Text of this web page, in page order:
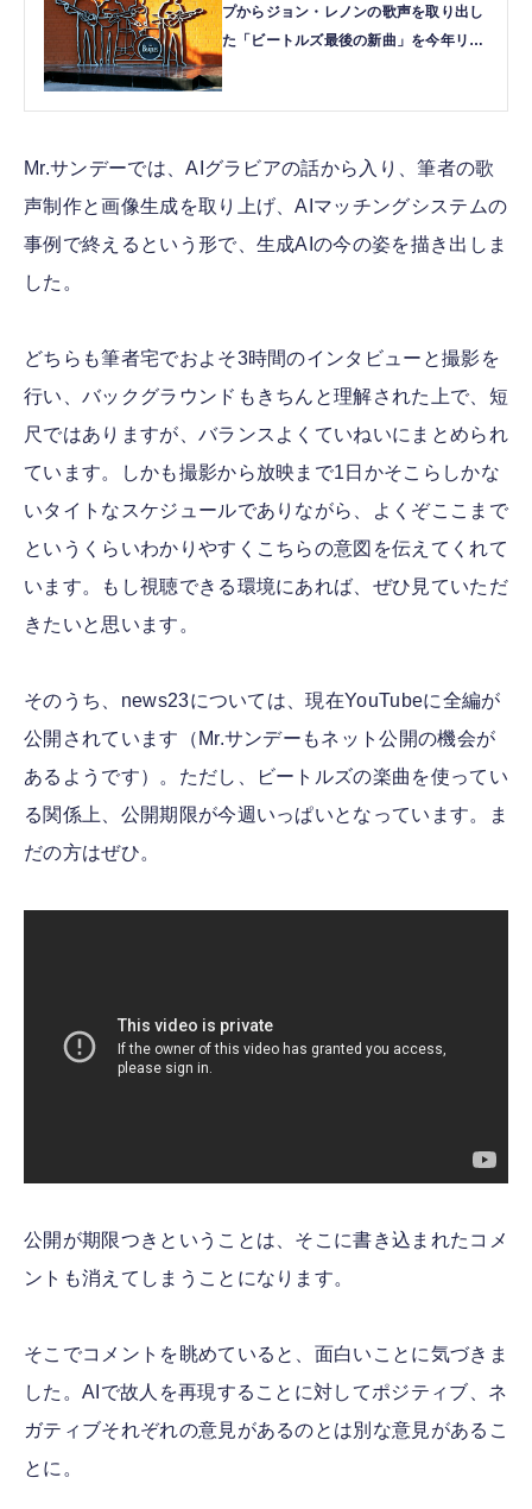
プからジョン・レノンの歌声を取り出し
た「ビートルズ最後の新曲」を今年リリ
Mr.サンデーでは、AIグラビアの話から入り、筆者の歌
声制作と画像生成を取り上げ、AIマッチングシステムの
事例で終えるという形で、生成AIの今の姿を描き出しま
した。
どちらも筆者宅でおよそ3時間のインタビューと撮影を
行い、バックグラウンドもきちんと理解された上で、短
尺ではありますが、バランスよくていねいにまとめられ
ています。しかも撮影から放映まで1日かそこらしかな
いタイトなスケジュールでありながら、よくぞここまで
というくらいわかりやすくこちらの意図を伝えてくれて
います。もし視聴できる環境にあれば、ぜひ見ていただ
きたいと思います。
そのうち、news23については、現在YouTubeに全編が
公開されています（Mr.サンデーもネット公開の機会が
あるようです）。ただし、ビートルズの楽曲を使ってい
る関係上、公開期限が今週いっぱいとなっています。ま
だの方はぜひ。
公開が期限つきということは、そこに書き込まれたコメ
ントも消えてしまうことになります。
そこでコメントを眺めていると、面白いことに気づきま
した。AIで故人を再現することに対してポジティブ、ネ
ガティブそれぞれの意見があるのとは別な意見があるこ
とに。